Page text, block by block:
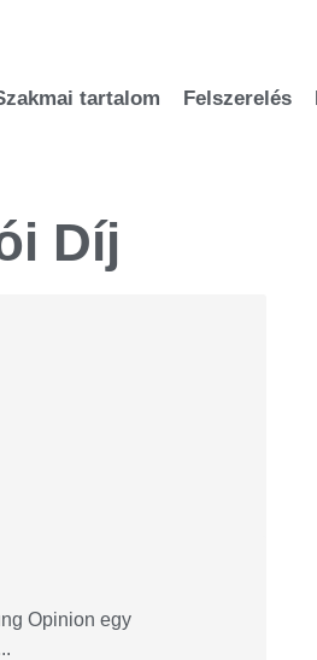
tartalom Felszerelés
Díj
Opinion egy